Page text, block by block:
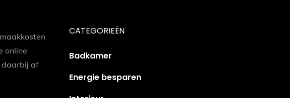
online
daarbij af
CATEGORIEËN
Badkamer
Energie besparen